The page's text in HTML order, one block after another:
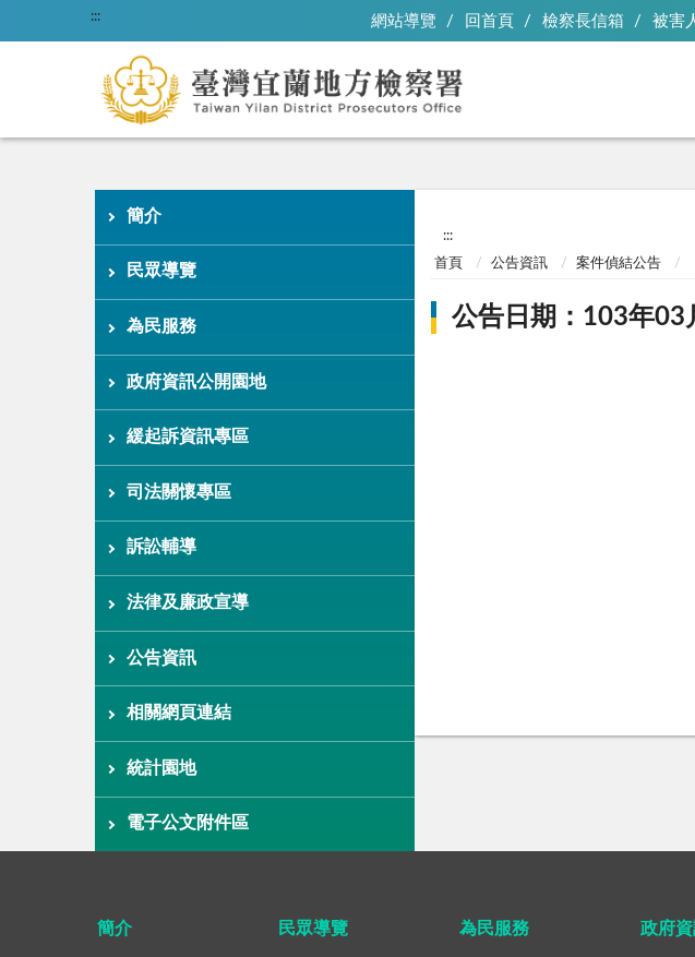
::: 網站導覽 回首頁 檢察長信箱 被害
簡介
民眾導覽
為民服務
政府資訊公開園地
緩起訴資訊專區
司法關懷專區
訴訟輔導
法律及廉政宣導
公告資訊
相關網頁連結
統計園地
電子公文附件區
:::
首頁 公告資訊 案件偵結公告
公告日期：103年03
簡介 民眾導覽 為民服務 政府